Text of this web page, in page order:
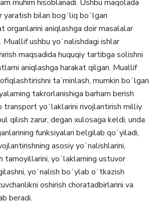
muhim hisoblanadi. Ushbu maqolada
yaratish bilan bogʻliq boʻlgan
organlarini aniqlashga doir masalalar
Muallif ushbu yoʻnalishdagi ishlar
maqsadida huquqiy tartibga solishni
aniqlashga harakat qilgan. Muallif
taʼminlash, mumkin boʻlgan
takrorlanishiga barham berish
transport yoʻlaklarini rivojlantirish milliy
qilish zarur, degan xulosaga keldi, unda
funksiyalari belgilab qoʻyiladi,
asosiy yoʻnalishlarini,
tamoyillarini, yoʻlaklarning ustuvor
yoʻnalish boʻylab oʻtkazish
oshirish choratadbirlarini va
beradi.